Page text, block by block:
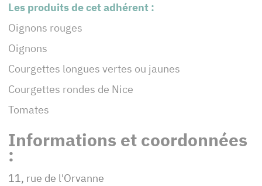
Les produits de cet adhérent :
Oignons rouges
Oignons
Courgettes longues vertes ou jaunes
Courgettes rondes de Nice
Tomates
Informations et coordonnées
:
11, rue de l'Orvanne